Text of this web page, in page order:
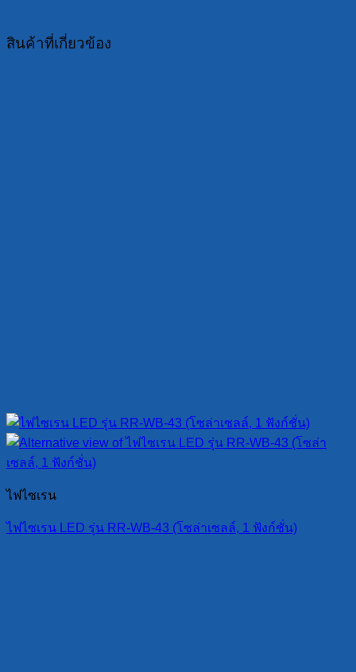
สินค้าที่เกี่ยวข้อง
ไฟไซเรน
ไฟไซเรน LED รุ่น RR-WB-43 (โซล่าเซลล์, 1 ฟังก์ชั่น)